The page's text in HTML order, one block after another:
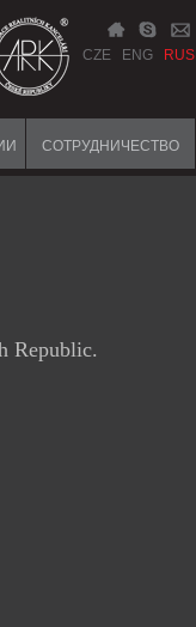
CZE ENG RUS
СОТРУДНИЧЕСТВО
Republic.